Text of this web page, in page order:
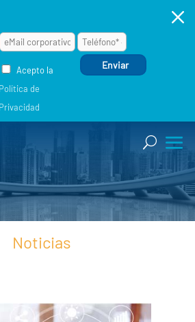
Acepto la
Política de
Privacidad
M
Noticias